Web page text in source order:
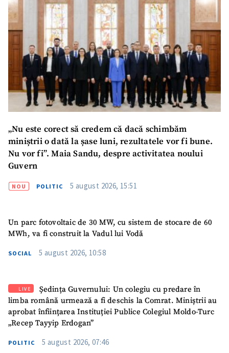
„Nu este corect să credem că dacă schimbăm
miniștrii o dată la șase luni, rezultatele vor fi bune.
Nu vor fi”. Maia Sandu, despre activitatea noului
Guvern
NOU POLITIC 5 august 2026, 15:51
Un parc fotovoltaic de 30 MW, cu sistem de stocare de 60
MWh, va fi construit la Vadul lui Vodă
SOCIAL 5 august 2026, 10:58
LIVE
Ședința Guvernului: Un colegiu cu predare în
limba română urmează a fi deschis la Comrat. Miniștrii au
aprobat înființarea Instituției Publice Colegiul Moldo-Turc
„Recep Tayyip Erdogan”
POLITIC 5 august 2026, 07:46
Link media
+ Link media
Mesajul știrei
+ Mesajul știrei
CONTACT SURSĂ
Nume+ Numele meu
Am citit și sunt de
acord cu politica de